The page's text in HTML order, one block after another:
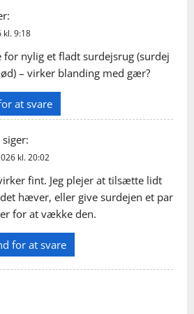
kl. 9:18
for nylig et fladt surdejsrug (surdej
– virker blanding med gær?
at svare
siger:
kl. 20:02
fint. Jeg plejer at tilsætte lidt
hæver, eller give surdejen et par
for at vække den.
for at svare